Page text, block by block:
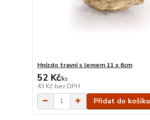
Hnízdo travní s lemem 11 x 6cm
52 Kč/ks
43 Kč bez DPH
Přidat do košíku